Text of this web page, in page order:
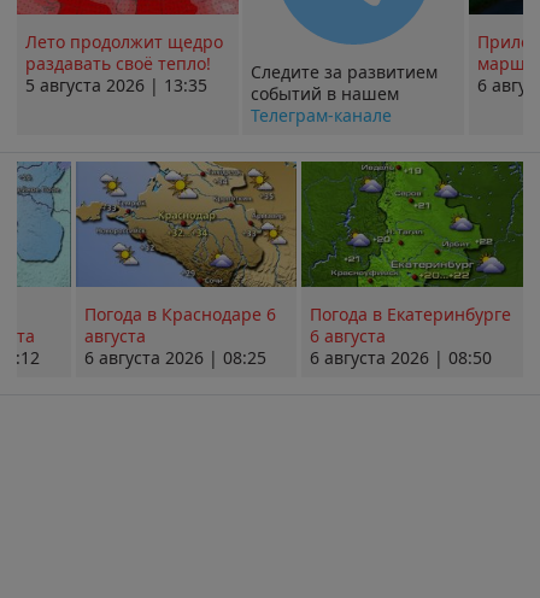
Лето продолжит щедро
раздавать своё тепло!
5 августа 2026 | 13:35
Следите за развитием
событий в нашем
Телеграм-канале
6
Погода в Краснодаре 6
августа
6 августа 2026 | 08:25
Погода в Екатеринбурге
6 августа
6 августа 2026 | 08:50